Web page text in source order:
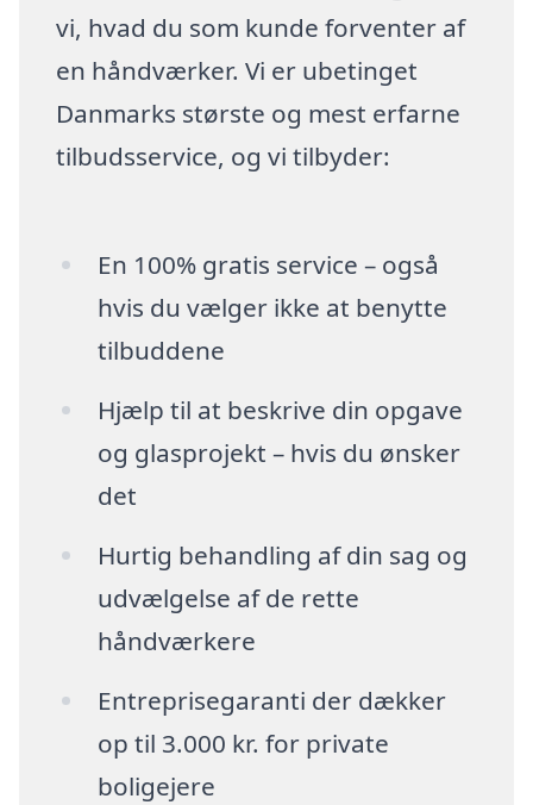
vi, hvad du som kunde forventer af
en håndværker. Vi er ubetinget
Danmarks største og mest erfarne
tilbudsservice, og vi tilbyder:
En 100% gratis service – også
hvis du vælger ikke at benytte
tilbuddene
Hjælp til at beskrive din opgave
og glasprojekt – hvis du ønsker
det
Hurtig behandling af din sag og
udvælgelse af de rette
håndværkere
Entreprisegaranti der dækker
op til 3.000 kr. for private
boligejere